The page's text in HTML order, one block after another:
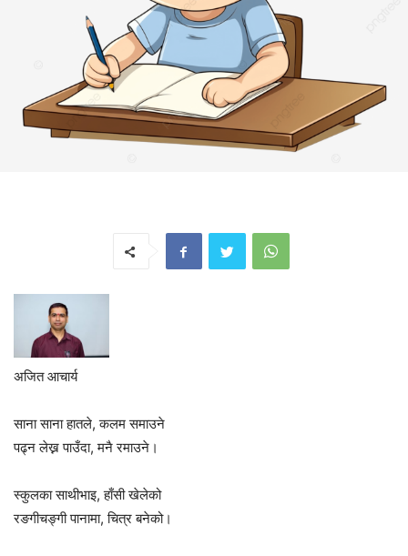
अजित आचार्य
साना साना हातले, कलम समाउने
पढ्न लेख्न पाउँदा, मनै रमाउने।
स्कुलका साथीभाइ, हाँसी खेलेको
रङगीचङ्गी पानामा, चित्र बनेको।